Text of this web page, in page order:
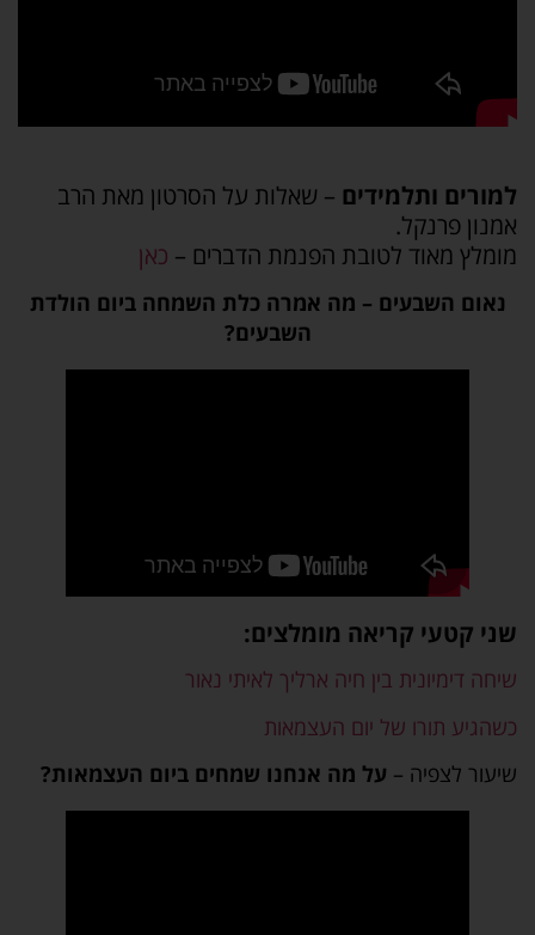
למורים ותלמידים – שאלות על הסרטון מאת הרב
אמנון פרנקל.
מומלץ מאוד לטובת הפנמת הדברים – כאן
נאום השבעים – מה אמרה כלת השמחה ביום הולדת
השבעים?
שני קטעי קריאה מומלצים:
שיחה דימיונית בין חיה ארליך לאיתי נאור
כשהגיע תורו של יום העצמאות
שיעור לצפיה – על מה אנחנו שמחים ביום העצמאות?